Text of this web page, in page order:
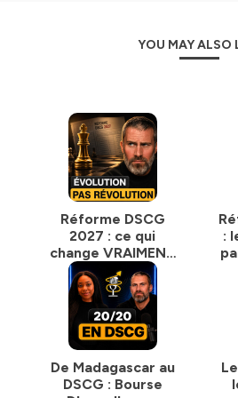
des conseils pour
tes stages, ton alternance ou
compagnon de route.
Bonne écoute… et c’est partiiiiii ! »
Hébergé par Ausha. Visitez
YOU MAY ALSO
Réforme DSCG
2027 : ce qui
change VRAIMENT
(et ce qui ne
change pas) : le
nouveau diplômé
sera directement
plongé dans la vraie
vie
:
De Madagascar au
DSCG : Bourse